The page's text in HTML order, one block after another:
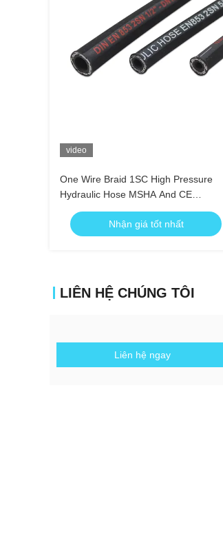
video
One Wire Braid 1SC High Pressure
Hydraulic Hose MSHA And CE
Approved
Nhận giá tốt nhất
LIÊN HỆ CHÚNG TÔI
Liên hệ ngay